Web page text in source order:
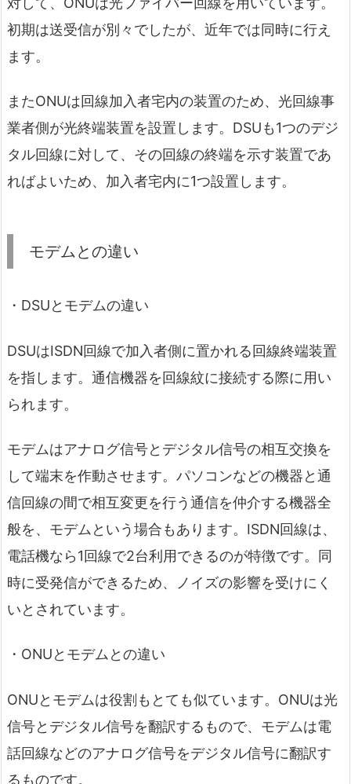
初期は送受信が別々でしたが、近年では同時に行え
ます。
またONUは回線加入者宅内の装置のため、光回線事
業者側が光終端装置を設置します。DSUも1つのデジ
タル回線に対して、その回線の終端を示す装置であ
ればよいため、加入者宅内に1つ設置します。
モデムとの違い
・DSUとモデムの違い
DSUはISDN回線で加入者側に置かれる回線終端装置
を指します。通信機器を回線紋に接続する際に用い
られます。
モデムはアナログ信号とデジタル信号の相互交換を
して端末を作動させます。パソコンなどの機器と通
信回線の間で相互変更を行う通信を仲介する機器全
般を、モデムという場合もあります。ISDN回線は、
電話機なら1回線で2台利用できるのが特徴です。同
時に受発信ができるため、ノイズの影響を受けにく
いとされています。
・ONUとモデムとの違い
ONUとモデムは役割もとても似ています。ONUは光
信号とデジタル信号を翻訳するもので、モデムは電
話回線などのアナログ信号をデジタル信号に翻訳す
るものです。